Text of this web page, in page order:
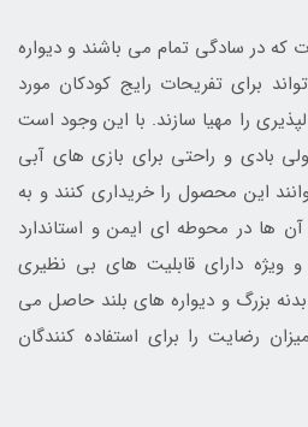
که در سادگی تمام می باشند و دیواره
برای تفریحات رایج کودکان مورد
را مهیا سازند. با این وجود است
بادی و راحتی برای بازی های آبی
این محصول را خریداری کنند و به
ها در محوطه ای ایمن و استاندارد
ویژه دارای قابلیت های بی نظیری
بزرگ و دیواره های بلند حاصل می
رضایت را برای استفاده کنندگان